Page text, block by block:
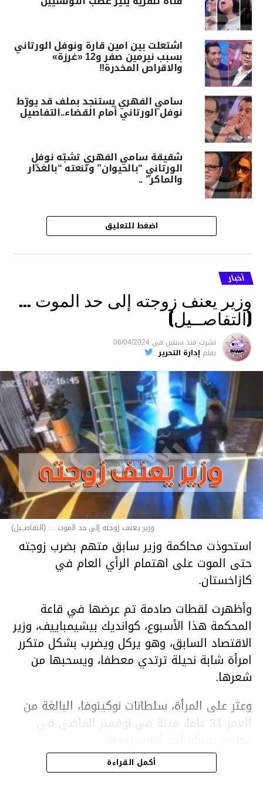
اشتعلت بين امين قارة ونوفل الورتاني
بسبب نيرمين صفر و12 «غرزة»
والاقراص المخدرة!!
سامي الفهري يستنجد بملف قد يورّط
نوفل الورتاني أمام القضاء..التفاصيل
شقيقة سامي الفهري تشبّه نوفل
الورتاني “بالحيوان” وتنعته “بالغدّار
والماكر” ..
اضغط للتعليق
أخبار
وزير يعنف زوجته إلى حد الموت …
(التفاصــيل)
نشرت منذ سنتين فى 06/04/2024
بقلم إدارة التحرير
وزير يعنف زوجته إلى حد الموت ... (التفاصــيل)
استحوذت محاكمة وزير سابق متهم بضرب زوجته
حتى الموت على اهتمام الرأي العام في
كازاخستان.
وأظهرت لقطات صادمة تم عرضها في قاعة
المحكمة هذا الأسبوع، كوانديك بيشيمباييف، وزير
الاقتصاد السابق، وهو يركل ويضرب بشكل متكرر
امرأة شابة نحيلة ترتدي معطفا، ويسحبها من
شعرها.
وعثر على المرأة، سلطانات نوكينوفا، البالغة من
العمر 31 عاما، ميتة في نوفمبر الماضي في
ووفقا لتقرير الطبيب الشرعي، توفيت نوكينوفا
أكمل القراءة